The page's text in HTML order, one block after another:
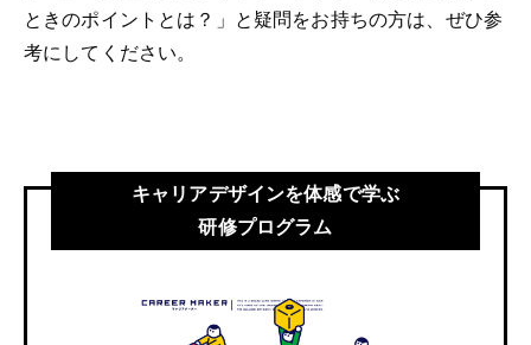
ときのポイントとは？」と疑問をお持ちの方は、ぜひ参
考にしてください。
キャリアデザインを体感で学ぶ
研修プログラム